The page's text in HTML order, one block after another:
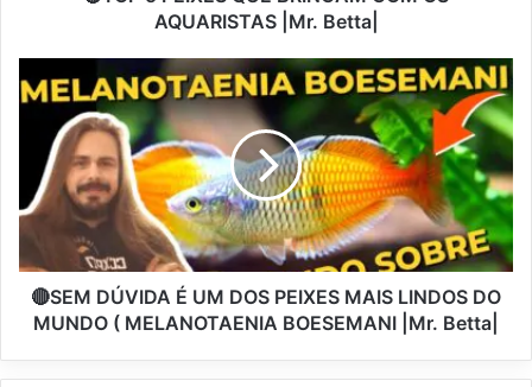
AQUARISTAS |Mr. Betta|
🔴SEM DÚVIDA É UM DOS PEIXES MAIS LINDOS DO
MUNDO ( MELANOTAENIA BOESEMANI |Mr. Betta|